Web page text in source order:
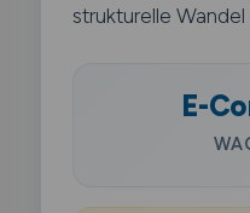
strukturelle
E-